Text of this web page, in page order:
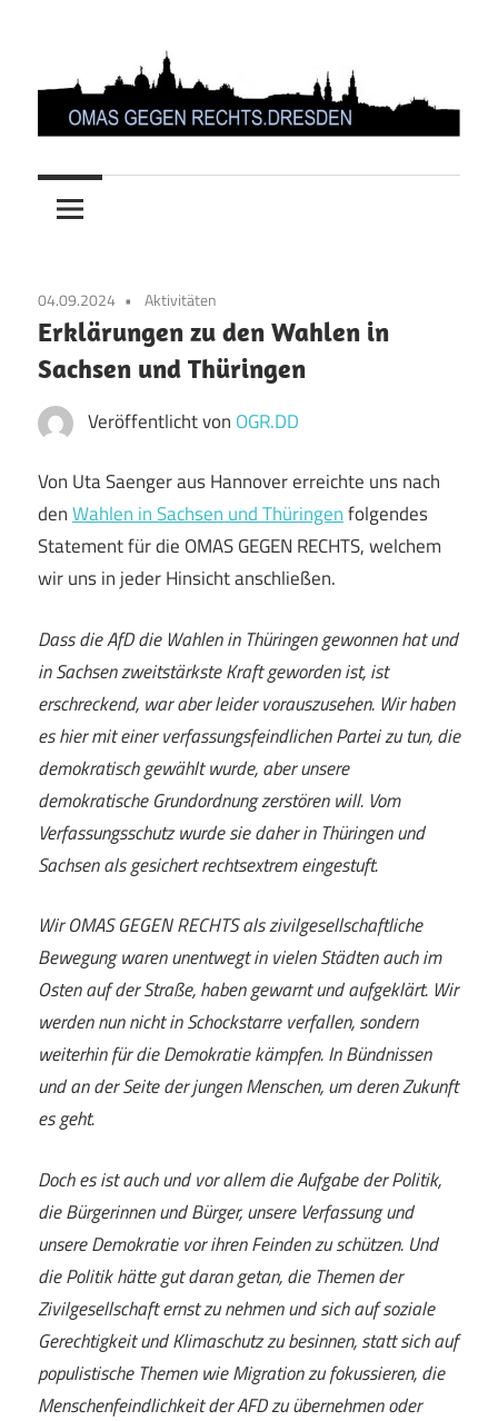
springen
OMAS
GEGEN
RECHTS.DRESDEN
04.09.2024 Aktivitäten
Erklärungen zu den Wahlen in
Sachsen und Thüringen
Veröffentlicht von OGR.DD
Von Uta Saenger aus Hannover erreichte uns nach
denWahlen in Sachsen und Thüringenfolgendes
Statement für die OMAS GEGEN RECHTS, welchem
wir uns in jeder Hinsicht anschließen.
Dass die AfD die Wahlen in Thüringen gewonnen hat und
in Sachsen zweitstärkste Kraft geworden ist, ist
erschreckend, war aber leider vorauszusehen. Wir haben
es hier mit einer verfassungsfeindlichen Partei zu tun, die
demokratisch gewählt wurde, aber unsere
demokratische Grundordnung zerstören will. Vom
Verfassungsschutz wurde sie daher in Thüringen und
Sachsen als gesichert rechtsextrem eingestuft.
Wir OMAS GEGEN RECHTS als zivilgesellschaftliche
Bewegung waren unentwegt in vielen Städten auch im
Osten auf der Straße, haben gewarnt und aufgeklärt. Wir
werden nun nicht in Schockstarre verfallen, sondern
weiterhin für die Demokratie kämpfen. In Bündnissen
und an der Seite der jungen Menschen, um deren Zukunft
es geht.
Doch es ist auch und vor allem die Aufgabe der Politik,
die Bürgerinnen und Bürger, unsere Verfassung und
unsere Demokratie vor ihren Feinden zu schützen. Und
die Politik hätte gut daran getan, die Themen der
Zivilgesellschaft ernst zu nehmen und sich auf soziale
Gerechtigkeit und Klimaschutz zu besinnen, statt sich auf
populistische Themen wie Migration zu fokussieren, die
Menschenfeindlichkeit der AFD zu übernehmen oder